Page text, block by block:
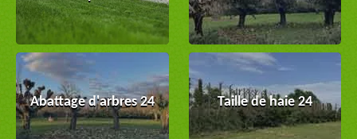
Abattage d'arbres 24 Taille de haie 24